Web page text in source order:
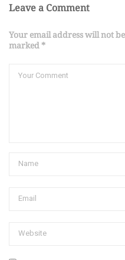
Leave a Comment
Your email address will not
marked *